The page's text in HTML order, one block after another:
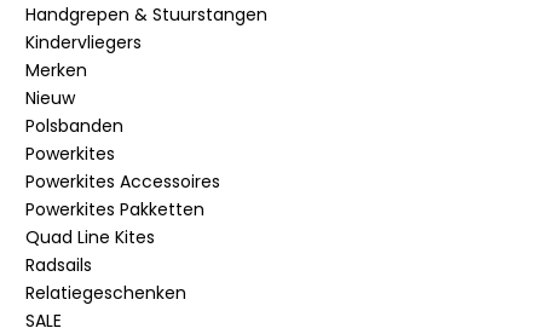
Handgrepen & Stuurstangen
Kindervliegers
Merken
Nieuw
Polsbanden
Powerkites
Powerkites Accessoires
Powerkites Pakketten
Quad Line Kites
Radsails
Relatiegeschenken
SALE